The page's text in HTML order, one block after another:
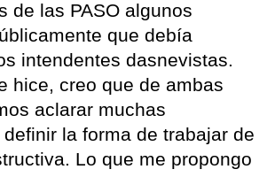
de las PASO algunos
que debía
intendentes dasnevistas.
hice, creo que de ambas
aclarar muchas
la forma de trabajar de
Lo que me propongo